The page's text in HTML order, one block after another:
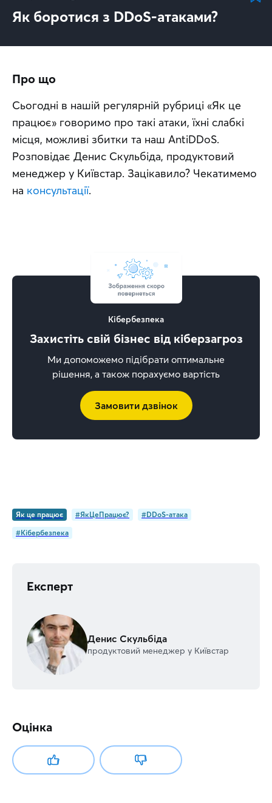
Як боротися з DDoS-атаками?
Про що
Сьогодні в нашій регулярній рубриці «Як це
працює» говоримо про такі атаки, їхні слабкі
місця, можливі збитки та наш AntiDDoS.
Розповідає Денис Скульбіда, продуктовий
менеджер у Київстар. Зацікавило? Чекатимемо
на консультації.
Кібербезпека
Захистіть свій бізнес від кіберзагроз
Ми допоможемо підібрати оптимальне
рішення, а також порахуємо вартість
Замовити дзвінок
Як це працює #ЯкЦеПрацює?
#DDoS-атака
#Кібербезпека
Експерт
Денис Скульбіда
продуктовий менеджер у Київстар
Оцінка